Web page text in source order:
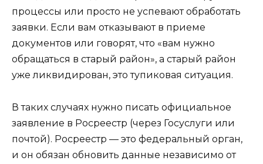
процессы или просто не успевают обработать
заявки. Если вам отказывают в приеме
документов или говорят, что «вам нужно
обращаться в старый район», а старый район
уже ликвидирован, это тупиковая ситуация.
В таких случаях нужно писать официальное
заявление в Росреестр (через Госуслуги или
почтой). Росреестр — это федеральный орган,
и он обязан обновить данные независимо от